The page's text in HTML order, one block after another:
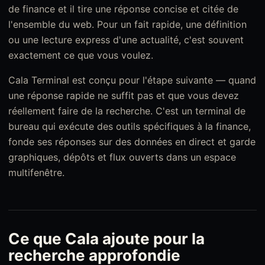
de finance et il tire une réponse concise et citée de
l'ensemble du web. Pour un fait rapide, une définition
ou une lecture express d'une actualité, c'est souvent
exactement ce que vous voulez.
Cala Terminal est conçu pour l'étape suivante — quand
une réponse rapide ne suffit pas et que vous devez
réellement faire de la recherche. C'est un terminal de
bureau qui exécute des outils spécifiques à la finance,
fonde ses réponses sur des données en direct et garde
graphiques, dépôts et flux ouverts dans un espace
multifenêtre.
Ce que Cala ajoute pour la
recherche approfondie